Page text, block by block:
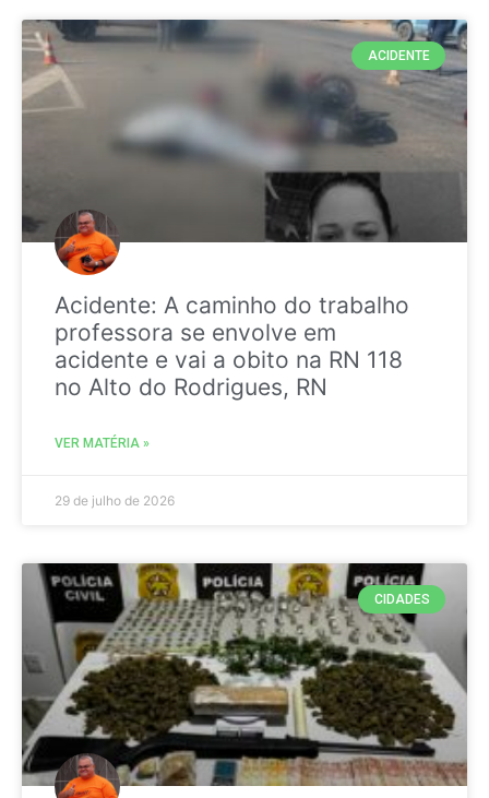
ACIDENTE
Acidente: A caminho do trabalho
professora se envolve em
acidente e vai a obito na RN 118
no Alto do Rodrigues, RN
VER MATÉRIA »
29 de julho de 2026
CIDADES